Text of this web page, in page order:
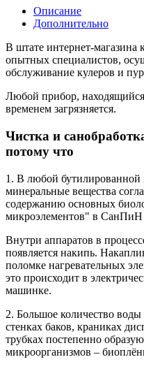
Описание
Дополнительно
В штате интернет-магазина
опытных специалистов,
обслуживание кулеров и
Любой прибор,
временем загрязняется.
Чистка и
потому что
1. В любой бутилированной
минеральные вещества
содержанию основных
микроэлементов" в СанПиН
Внутри аппаратов в
появляется накипь.
поломке нагревательных
это происходит в
машинке.
2. Большое количество
стенках баков, краниках
трубках постепенно
микроорганизмов –